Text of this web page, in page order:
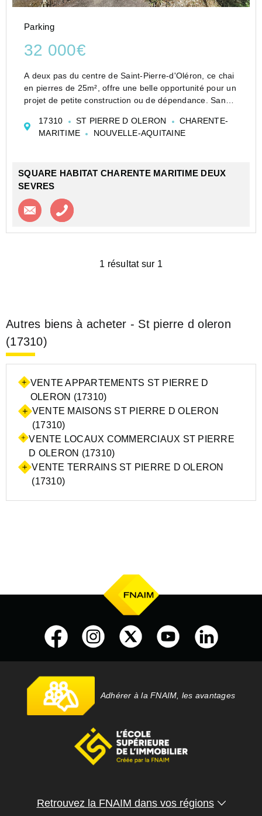
Parking
32 000€
A deux pas du centre de Saint-Pierre-d'Oléron, ce chai
en pierres de 25m², offre une belle opportunité pour un
projet de petite construction ou de dépendance. Sans
Viabilisation à proximité,
Idéal pied-à-terre, bureau, ou projet annexe.
17310 ST PIERRE D OLERON
CHARENTE-
MARITIME
NOUVELLE-AQUITAINE
SQUARE HABITAT CHARENTE MARITIME DEUX
SEVRES
Contacter l'agence
1 résultat sur 1
Autres biens à acheter - St pierre d oleron
(17310)
VENTE APPARTEMENTS ST PIERRE D
OLERON (17310)
VENTE MAISONS ST PIERRE D OLERON
(17310)
VENTE LOCAUX COMMERCIAUX ST PIERRE
D OLERON (17310)
VENTE TERRAINS ST PIERRE D OLERON
(17310)
Adhérer à la FNAIM, les avantages
Retrouvez la FNAIM dans vos régions